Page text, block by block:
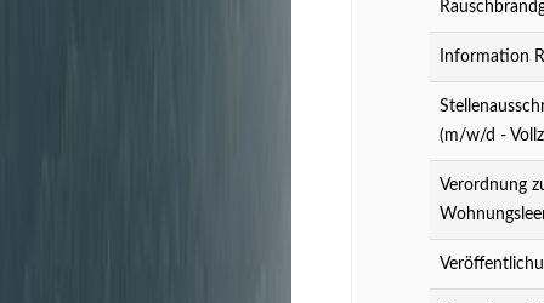
Information
(m/w/d -
Verordnung